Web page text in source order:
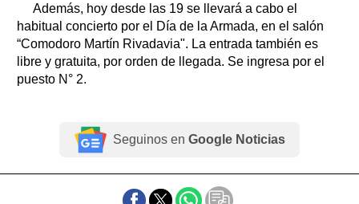
Además, hoy desde las 19 se llevará a cabo el
habitual concierto por el Día de la Armada, en el salón
“Comodoro Martín Rivadavia". La entrada también es
libre y gratuita, por orden de llegada. Se ingresa por el
puesto N° 2.
Seguinos en Google Noticias